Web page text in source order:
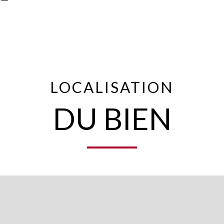
LOCALISATION
DU BIEN